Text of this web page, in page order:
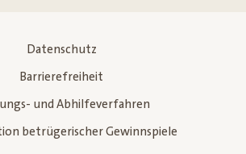
Datenschutz
Barrierefreiheit
und Abhilfeverfahren
betrügerischer Gewinnspiele